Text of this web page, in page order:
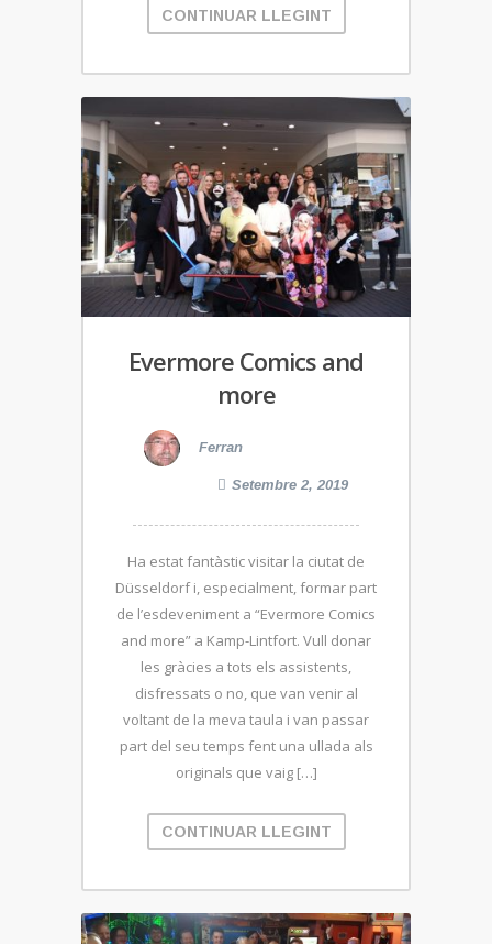
CONTINUAR LLEGINT
Evermore Comics and
more
Ferran
Setembre 2, 2019
Ha estat fantàstic visitar la ciutat de
Düsseldorf i, especialment, formar part
de l’esdeveniment a “Evermore Comics
and more” a Kamp-Lintfort. Vull donar
les gràcies a tots els assistents,
disfressats o no, que van venir al
voltant de la meva taula i van passar
part del seu temps fent una ullada als
originals que vaig […]
CONTINUAR LLEGINT